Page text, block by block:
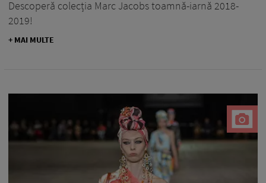
Descoperă colecția Marc Jacobs toamnă-iarnă 2018-
2019!
+ MAI MULTE